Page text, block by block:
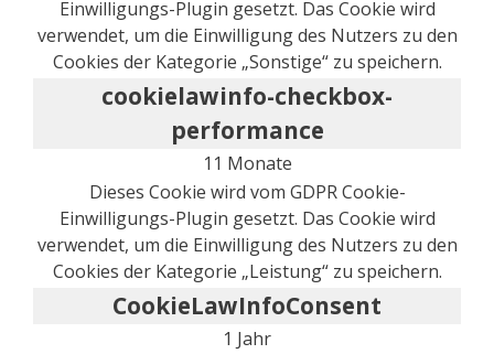
Einwilligungs-Plugin gesetzt. Das Cookie wird
verwendet, um die Einwilligung des Nutzers zu den
Cookies der Kategorie „Sonstige“ zu speichern.
cookielawinfo-checkbox-
performance
11 Monate
Dieses Cookie wird vom GDPR Cookie-
Einwilligungs-Plugin gesetzt. Das Cookie wird
verwendet, um die Einwilligung des Nutzers zu den
Cookies der Kategorie „Leistung“ zu speichern.
CookieLawInfoConsent
1 Jahr